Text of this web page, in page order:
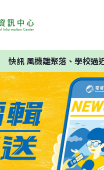
快訊風機離聚落、學校過近